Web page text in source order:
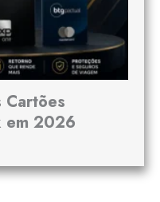
Cartões
em 2026